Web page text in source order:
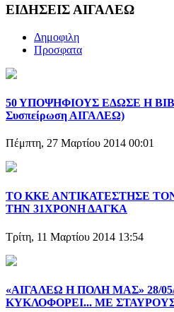
ΕΙΔΗΣΕΙΣ ΑΙΓΑΛΕΩ
Δημοφιλη
Προσφατα
50 ΥΠΟΨΗΦΙΟΥΣ ΕΔΩΣΕ Η
Συσπείρωση ΑΙΓΑΛΕΩ)
Πέμπτη, 27 Μαρτίου 2014 00:01
ΤΟ ΚΚΕ ΑΝΤΙΚΑΤΕΣΤΗΣΕ
ΤΗΝ 31ΧΡΟΝΗ ΔΑΓΚΑ
Τρίτη, 11 Μαρτίου 2014 13:54
«ΑΙΓΑΛΕΩ Η ΠΟΛΗ ΜΑΣ» 28/
ΚΥΚΛΟΦΟΡΕΙ... ΜΕ